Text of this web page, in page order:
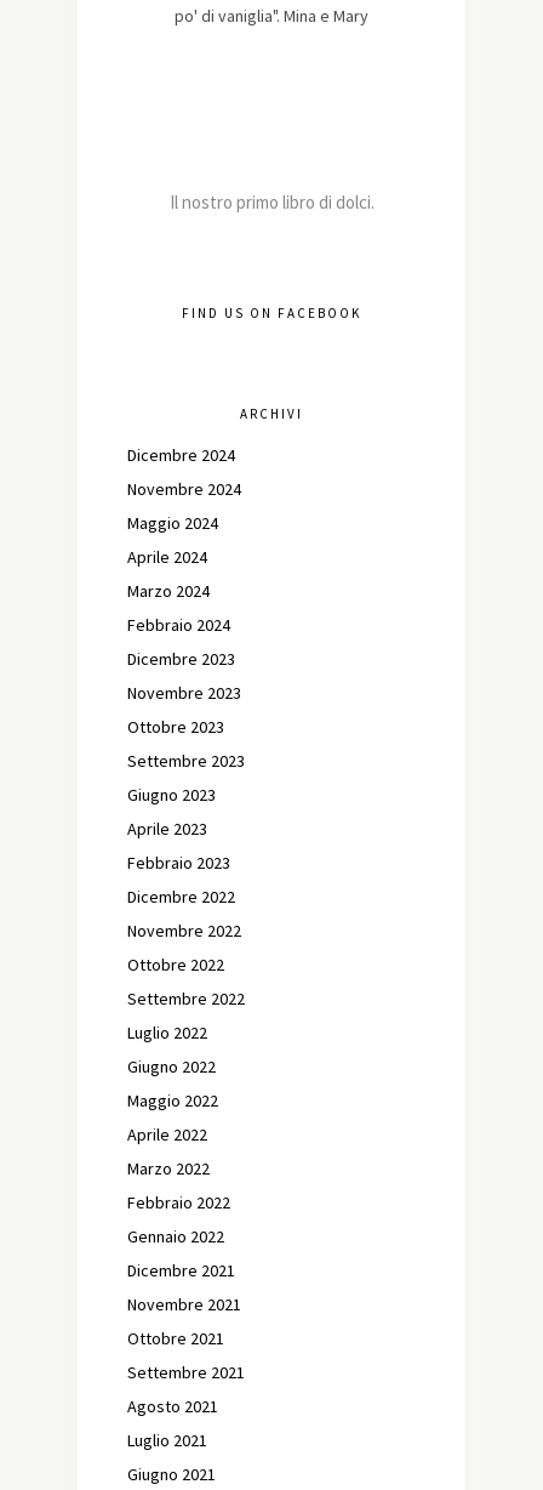
po' di vaniglia". Mina e Mary
Il nostro primo libro di dolci.
FIND US ON FACEBOOK
ARCHIVI
Dicembre 2024
Novembre 2024
Maggio 2024
Aprile 2024
Marzo 2024
Febbraio 2024
Dicembre 2023
Novembre 2023
Ottobre 2023
Settembre 2023
Giugno 2023
Aprile 2023
Febbraio 2023
Dicembre 2022
Novembre 2022
Ottobre 2022
Settembre 2022
Luglio 2022
Giugno 2022
Maggio 2022
Aprile 2022
Marzo 2022
Febbraio 2022
Gennaio 2022
Dicembre 2021
Novembre 2021
Ottobre 2021
Settembre 2021
Agosto 2021
Luglio 2021
Giugno 2021